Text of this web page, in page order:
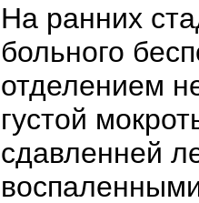
На ранних
больного
отделением
густой
сдавленней